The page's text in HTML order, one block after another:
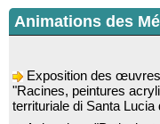
Animations des
"Racines, peintures
territuriale di Santa Lucia